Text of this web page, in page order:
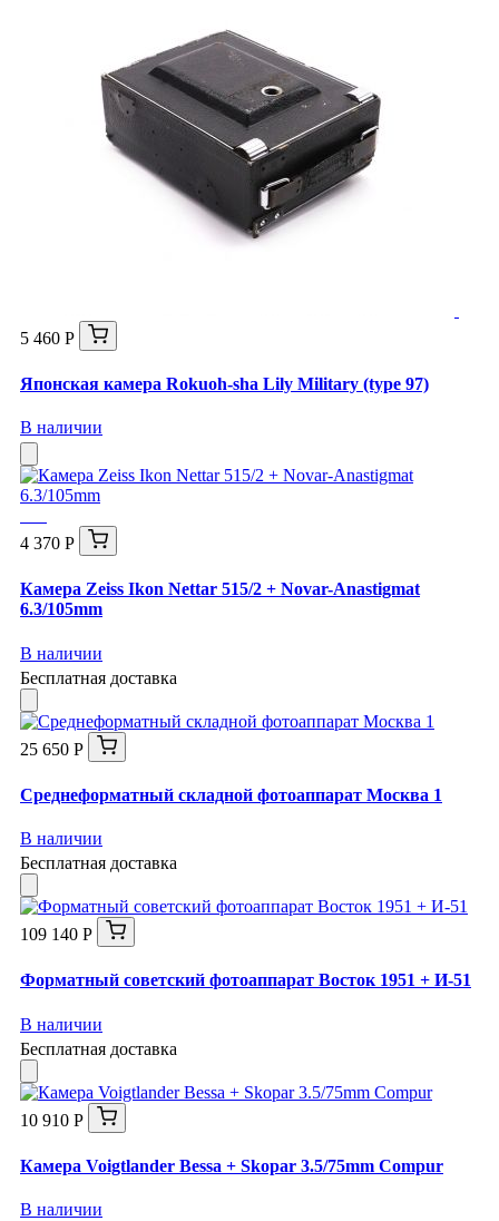
5 460 Р
Японская камера Rokuoh-sha Lily Military (type 97)
В наличии
4 370 Р
Камера Zeiss Ikon Nettar 515/2 + Novar-Anastigmat
6.3/105mm
В наличии
Бесплатная доставка
25 650 Р
Среднеформатный складной фотоаппарат Москва 1
В наличии
Бесплатная доставка
109 140 Р
Форматный советский фотоаппарат Восток 1951 + И-51
В наличии
Бесплатная доставка
10 910 Р
Камера Voigtlander Bessa + Skopar 3.5/75mm Compur
В наличии